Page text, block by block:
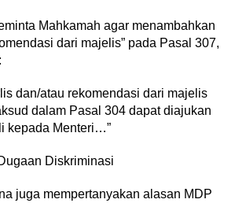
Mahkamah agar menambahkan
dari majelis” pada Pasal 307,
dan/atau rekomendasi dari majelis
dalam Pasal 304 dapat diajukan
kepada Menteri…”
Diskriminasi
juga mempertanyakan alasan MDP